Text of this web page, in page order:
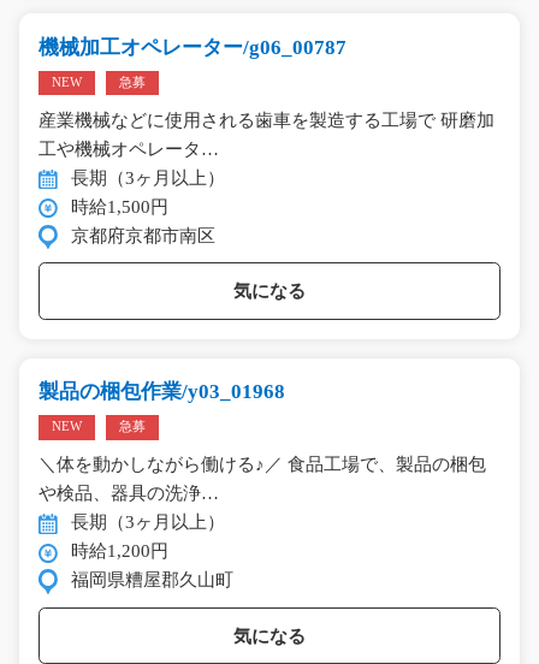
機械加工オペレーター/g06_00787
NEW 急募
産業機械などに使用される歯車を製造する工場で 研磨加
工や機械オペレータ…
長期（3ヶ月以上）
時給1,500円
京都府京都市南区
気になる
製品の梱包作業/y03_01968
NEW 急募
＼体を動かしながら働ける♪／ 食品工場で、製品の梱包
や検品、器具の洗浄…
長期（3ヶ月以上）
時給1,200円
福岡県糟屋郡久山町
気になる